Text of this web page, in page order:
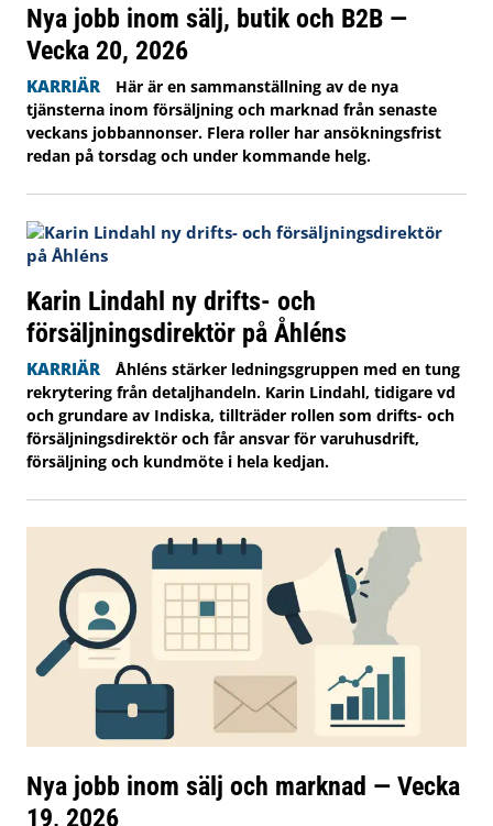
Nya jobb inom sälj, butik och B2B —
Vecka 20, 2026
KARRIÄR
Här är en sammanställning av de nya
tjänsterna inom försäljning och marknad från senaste
veckans jobbannonser. Flera roller har ansökningsfrist
redan på torsdag och under kommande helg.
Karin Lindahl ny drifts- och
försäljningsdirektör på Åhléns
KARRIÄR
Åhléns stärker ledningsgruppen med en tung
rekrytering från detaljhandeln. Karin Lindahl, tidigare vd
och grundare av Indiska, tillträder rollen som drifts- och
försäljningsdirektör och får ansvar för varuhusdrift,
försäljning och kundmöte i hela kedjan.
Nya jobb inom sälj och marknad — Vecka
19, 2026